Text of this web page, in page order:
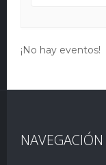
¡No hay eventos!
NAVEGACIÓN